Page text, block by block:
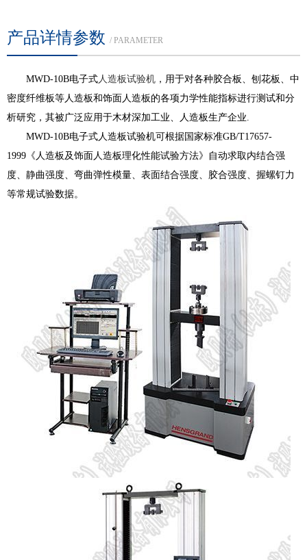
产品详情参数 / PARAMETER
MWD-10B电子式 人造板试验机 ，用于对各种胶合板、刨花板、中
密度纤维板等人造板和饰面人造板的各项力学性能指标进行测试和分
析研究，其被广泛应用于木材深加工业、人造板生产企业.
MWD-10B电子式人造板试验机可根据国家标准GB/T17657-
1999《人造板及饰面人造板理化性能试验方法》自动求取内结合强
度、静曲强度、弯曲弹性模量、表面结合强度、胶合强度、握螺钉力
等常规试验数据。